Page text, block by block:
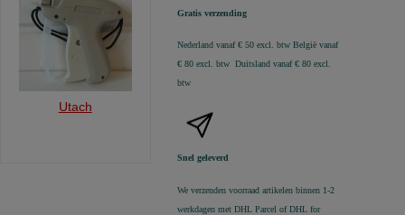
Utach
Gratis verzending
Nederland vanaf € 50 excl. btw België vanaf
€ 80 excl. btw Duitsland vanaf € 80 excl.
btw
Snel geleverd
We verzenden voorraad artikelen binnen 1-2
werkdagen met DHL Parcel of DHL for